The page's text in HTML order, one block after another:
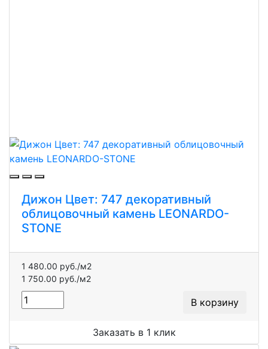
Дижон Цвет: 747 декоративный
облицовочный камень LEONARDO-
STONE
1 480.00 руб./м2
1 750.00 руб./м2
В корзину
Заказать в 1 клик